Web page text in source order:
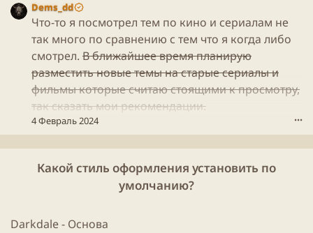
и
л
е
L
i
a
N
r
Y
)
п
р
о
ф
л
i
a
d
Dems_dd
Что-то я посмотрел тем по кино и сериалам не
так много по сравнению с тем что я когда либо
смотрел. В ближайшее время планирую
разместить новые темы на старые сериалы и
фильмы которые считаю стоящими к просмотру,
так сказать мои рекомендации.
4 Февраль 2024 •••
Какой стиль оформления установить по
умолчанию?
Darkdale - Основа